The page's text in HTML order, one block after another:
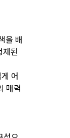
을 배
된
어
매력